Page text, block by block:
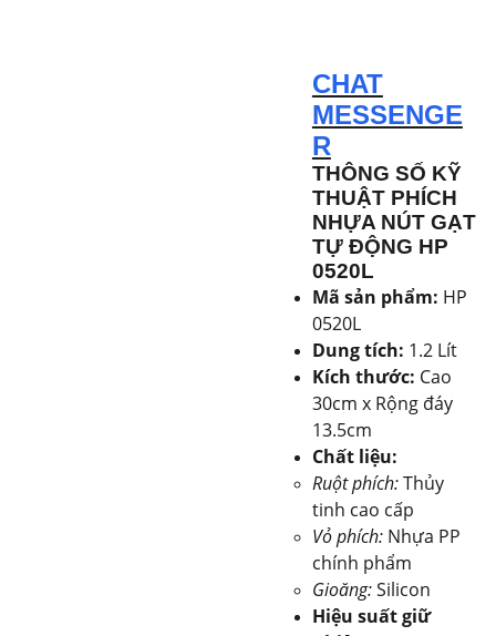
CHAT
MESSENGE
R
THÔNG SỐ KỸ
THUẬT PHÍCH
NHỰA NÚT GẠT
TỰ ĐỘNG HP
0520L
Mã sản phẩm: HP
0520L
Dung tích: 1.2 Lít
Kích thước: Cao
30cm x Rộng đáy
13.5cm
Chất liệu:
Ruột phích:Thủy
tinh cao cấp
Vỏ phích:Nhựa PP
chính phẩm
Gioăng:Silicon
Hiệu suất giữ